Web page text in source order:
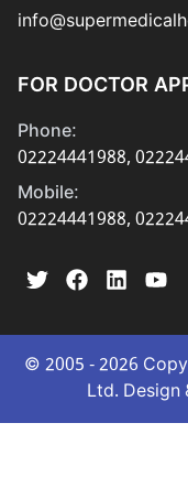
চর্ম, যৌন ও এলার্জী
প্রসূতি ও স্ত্রী রোগ
কিড্‌নী রোগ বিশেষজ্ঞ
কিড্‌নী রোগ বিশেষজ্ঞ
নবজাতক ও শিশু রোগ
শিশু রোগ বিশেষজ্ঞ ও
FOR DOCTOR
Phone:
02224441988,
Mobile:
02224441988,
© 2005 -2026
Ltd. Design